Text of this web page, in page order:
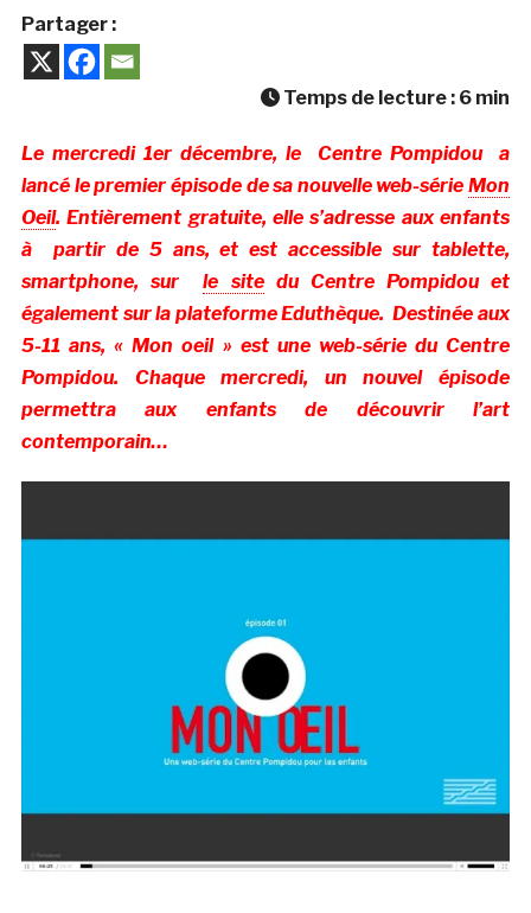
Partager :
Temps de lecture : 6 min
Le mercredi 1er décembre, le Centre Pompidou a
lancé le premier épisode de sa nouvelle web-sérieMon
Oeil. Entièrement gratuite, elle s’adresse aux enfants
à partir de 5 ans, et est accessible sur tablette,
smartphone, surle sitedu Centre Pompidou et
également sur la plateforme Eduthèque. Destinée aux
5-11 ans, « Mon oeil » est une web-série du Centre
Pompidou. Chaque mercredi, un nouvel épisode
permettra aux enfants de découvrir l’art
contemporain…